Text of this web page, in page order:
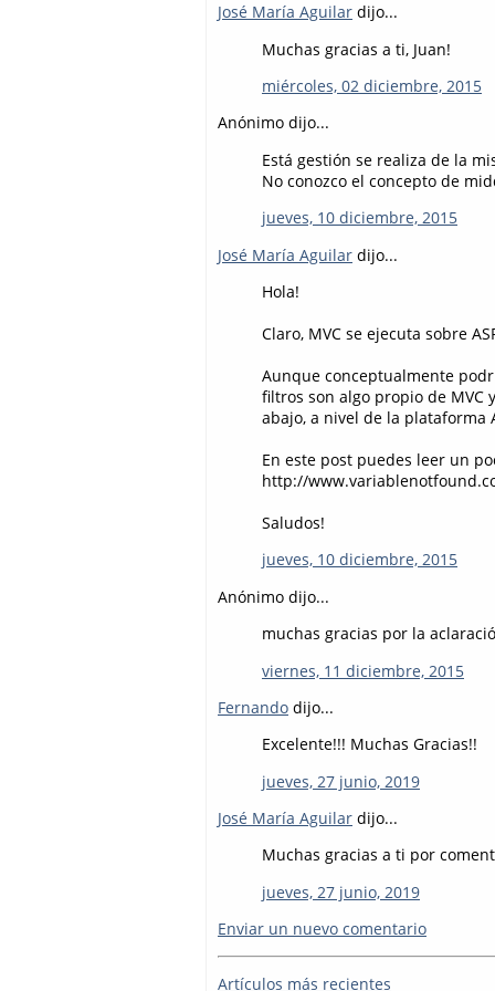
José María Aguilar dijo...
Muchas gracias a ti, Juan!
miércoles, 02 diciembre, 2015
Anónimo dijo...
Está gestión se realiza de la
No conozco el concepto de
jueves, 10 diciembre, 2015
José María Aguilar dijo...
Hola!
Claro, MVC se ejecuta sobre
Aunque conceptualmente
filtros son algo propio de
abajo, a nivel de la plataforma
En este post puedes leer un
http://
Saludos!
jueves, 10 diciembre, 2015
Anónimo dijo...
muchas gracias por la
viernes, 11 diciembre, 2015
Fernando dijo...
Excelente!!! Muchas Gracias!!
jueves, 27 junio, 2019
José María Aguilar dijo...
Muchas gracias a ti por
jueves, 27 junio, 2019
Enviar un nuevo comentario
Artículos más recientes